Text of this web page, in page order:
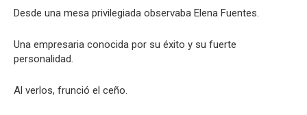
Desde una mesa privilegiada observaba Elena Fuentes.
Una empresaria conocida por su éxito y su fuerte
personalidad.
Al verlos, frunció el ceño.